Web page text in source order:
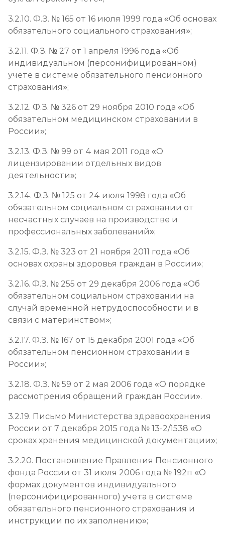
3.2.10. Ф.З. № 165 от 16 июля 1999 года «Об основах
обязательного социального страхования»;
3.2.11. Ф.З. № 27 от 1 апреля 1996 года «Об
индивидуальном (персонифицированном)
учете в системе обязательного пенсионного
страхования»;
3.2.12. Ф.З. № 326 от 29 ноября 2010 года «Об
обязательном медицинском страховании в
России»;
3.2.13. Ф.З. № 99 от 4 мая 2011 года «О
лицензировании отдельных видов
деятельности»;
3.2.14. Ф.З. № 125 от 24 июля 1998 года «Об
обязательном социальном страховании от
несчастных случаев на производстве и
профессиональных заболеваний»;
3.2.15. Ф.З. № 323 от 21 ноября 2011 года «Об
основах охраны здоровья граждан в России»;
3.2.16. Ф.З. № 255 от 29 декабря 2006 года «Об
обязательном социальном страховании на
случай временной нетрудоспособности и в
связи с материнством»;
3.2.17. Ф.З. № 167 от 15 декабря 2001 года «Об
обязательном пенсионном страховании в
России»;
3.2.18. Ф.З. № 59 от 2 мая 2006 года «О порядке
рассмотрения обращений граждан России».
3.2.19. Письмо Министерства здравоохранения
России от 7 декабря 2015 года № 13-2/1538 «О
сроках хранения медицинской документации»;
3.2.20. Постановление Правления Пенсионного
фонда России от 31 июля 2006 года № 192п «О
формах документов индивидуального
(персонифицированного) учета в системе
обязательного пенсионного страхования и
инструкции по их заполнению»;